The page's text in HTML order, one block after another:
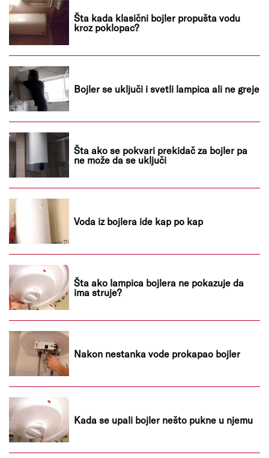
Šta kada klasični bojler propušta vodu
kroz poklopac?
Bojler se uključi i svetli lampica ali ne greje
Šta ako se pokvari prekidač za bojler pa
ne može da se uključi
Voda iz bojlera ide kap po kap
Šta ako lampica bojlera ne pokazuje da
ima struje?
Nakon nestanka vode prokapao bojler
Kada se upali bojler nešto pukne u njemu